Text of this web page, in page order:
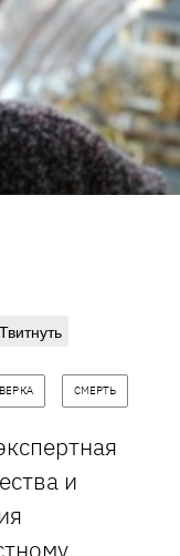
Твитнуть
СМЕРТЬ
и